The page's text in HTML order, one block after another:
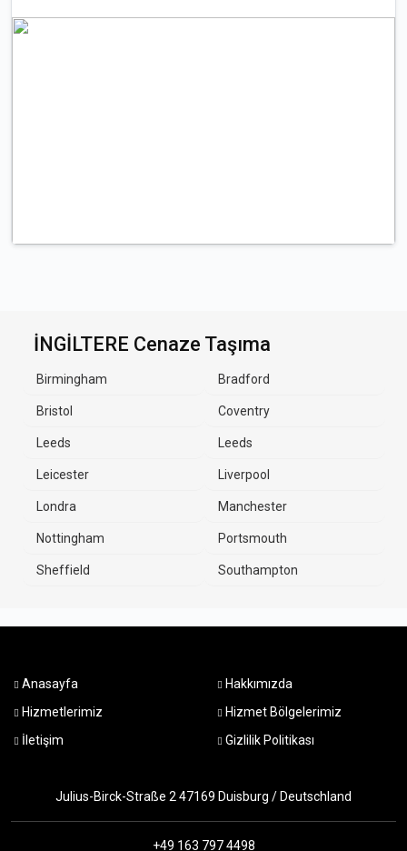
İNGİLTERE Cenaze Taşıma
Birmingham Bradford
Bristol Coventry
Leeds Leeds
Leicester Liverpool
Londra Manchester
Nottingham Portsmouth
Sheffield Southampton
Anasayfa
Hakkımızda
Hizmetlerimiz
Hizmet Bölgelerimiz
İletişim
Gizlilik Politikası
Julius-Birck-Straße 2 47169 Duisburg / Deutschland
+49 163 797 4498